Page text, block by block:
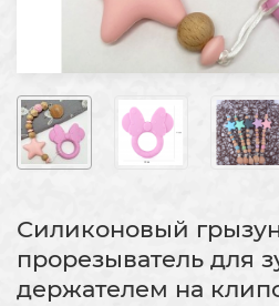
Силиконовый
прорезыватель для
держателем на